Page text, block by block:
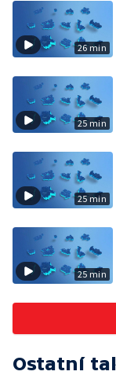
26 min
25 min
25 min
25 min
Ostatní